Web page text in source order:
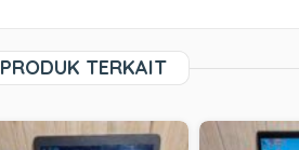
PRODUK TERKAIT